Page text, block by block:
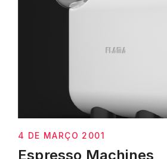
4 DE MARÇO 2001
Espresso Machines